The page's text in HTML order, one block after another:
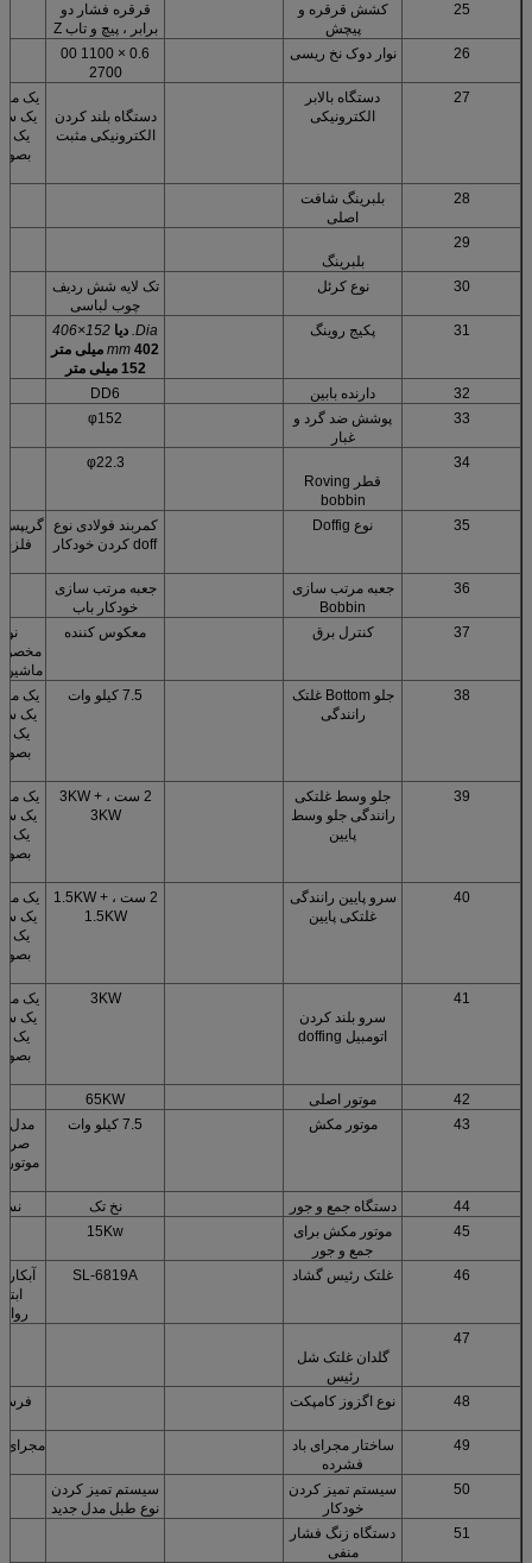
25
کشش قرقره و
پیچش
قرقره فشار دو
برابر ، پیچ و تاب Z
26
نوار دوک نخ ریسی
0.6 × 1100 00
2700
27
دستگاه بالابر
الکترونیکی
دستگاه بلند کردن
الکترونیکی مثبت
یک
یک
یک
28
بلبرینگ شافت
اصلی
29
بلبرینگ
30
نوع کرئل
تک لایه شش ردیف
چوب لباسی
31
پکیج روینگ Dia. دیا
152×406
mm 402 میلی متر
152 میلی متر
32
دارنده بابین
DD6
33
پوشش ضد گرد و
غبار
φ152
34
قطر Roving
bobbin
φ22.3
35 نوع Doffig
کمربند فولادی نوع
doff کردن خودکار
گریپس
فلزی
36
جعبه مرتب سازی
Bobbin
جعبه مرتب سازی
خودکار باب
37
کنترل برق معکوس کننده
ماشین
38
جلو Bottom غلتک
رانندگی
7.5 کیلو وات
یک
یک
یک
39
جلو وسط غلتکی
رانندگی جلو وسط
پایین
2 ست ، 3KW +
3KW
یک
یک
یک
40
سرو پایین رانندگی
غلتکی پایین
2 ست ، 1.5KW +
1.5KW
یک
یک
یک
41
سرو بلند کردن
اتومبیل doffing
3KW
یک
یک
یک
42
موتور اصلی
65KW
43
موتور مکش 7.5 کیلو وات
مدل
44
دستگاه جمع و جور نخ تک
45
موتور مکش برای
جمع و جور
15Kw
46 غلتک رئیس گشاد SL-6819A
47
گلدان غلتک شل
رئیس
48
نوع اگزوز کامپکت
49
ساختار مجرای باد
فشرده
مجرای
50
سیستم تمیز کردن
خودکار
سیستم تمیز کردن
نوع طبل مدل جدید
51
دستگاه زنگ فشار
منفی